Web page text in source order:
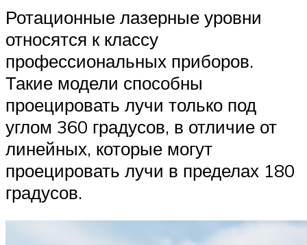
Ротационные лазерные уровни
относятся к классу
профессиональных приборов.
Такие модели способны
проецировать лучи только под
углом 360 градусов, в отличие от
линейных, которые могут
проецировать лучи в пределах 180
градусов.